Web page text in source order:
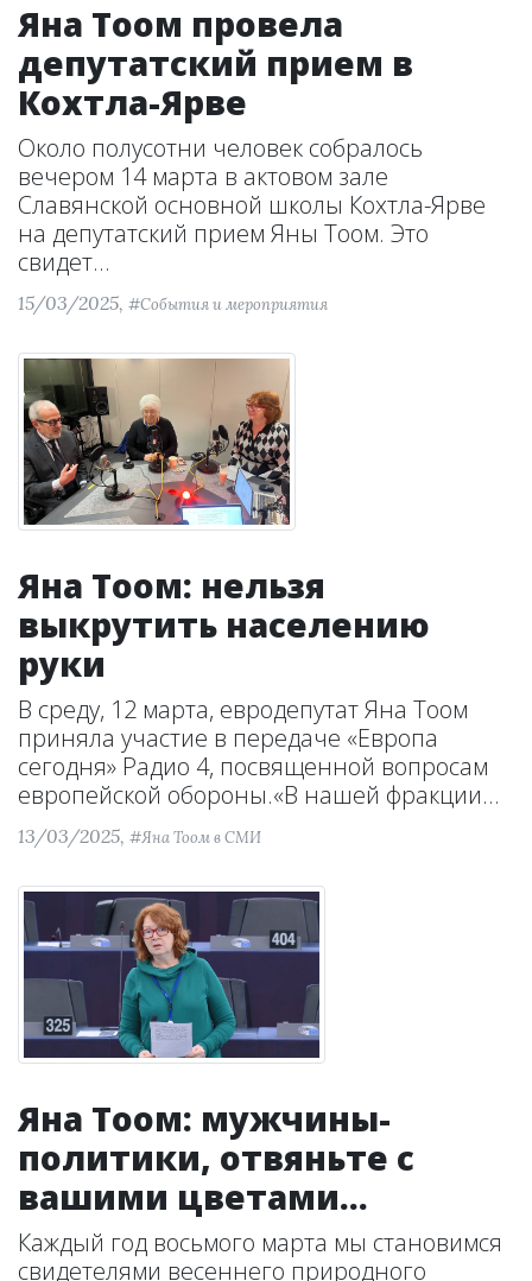
Яна Тоом провела
депутатский прием в
Кохтла-Ярве
Около полусотни человек собралось
вечером 14 марта в актовом зале
Славянской основной школы Кохтла-Ярве
на депутатский прием Яны Тоом. Это
свидет...
15/03/2025, #События и мероприятия
Яна Тоом: нельзя
выкрутить населению
руки
В среду, 12 марта, евродепутат Яна Тоом
приняла участие в передаче «Европа
сегодня» Радио 4, посвященной вопросам
европейской обороны.«В нашей фракции...
13/03/2025, #Яна Тоом в СМИ
Яна Тоом: мужчины-
политики, отвяньте с
вашими цветами...
Каждый год восьмого марта мы становимся
свидетелями весеннего природного